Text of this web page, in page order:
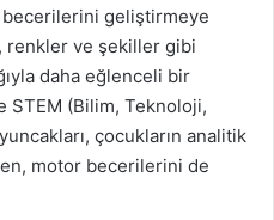
becerilerini geliştirmeye
renkler ve şekiller gibi
daha eğlenceli bir
(Bilim, Teknoloji,
çocukların analitik
motor becerilerini de